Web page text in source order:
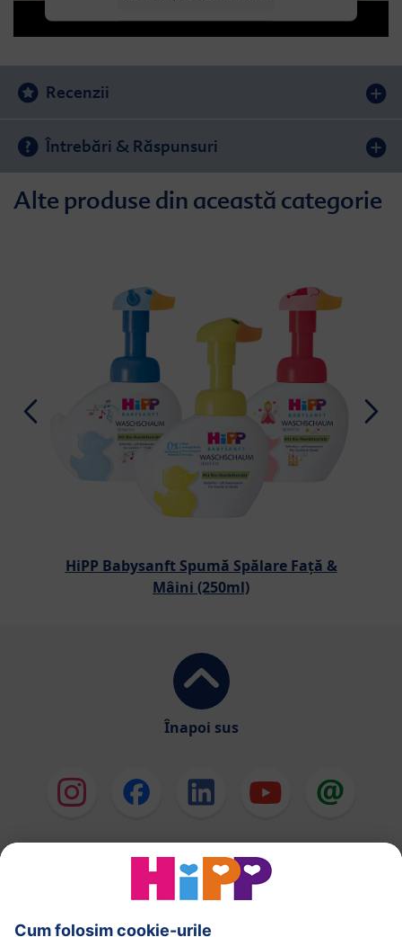
Acceptați
Recenzii
Întrebări & Răspunsuri
Alte produse din această categorie
HiPP Babysanft Spumă Spălare Față &
Mâini (250ml)
Înapoi sus
HiPP Hrană pentru sugari
HiPP Hrană pentru copii mici
HiPP Îngrijirea pielii